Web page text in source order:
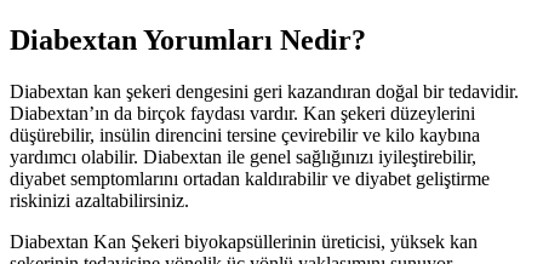
Diabextan Yorumları Nedir?
Diabextan kan şekeri dengesini geri kazandıran doğal bir tedavidir.
Diabextan’ın da birçok faydası vardır. Kan şekeri düzeylerini
düşürebilir, insülin direncini tersine çevirebilir ve kilo kaybına
yardımcı olabilir. Diabextan ile genel sağlığınızı iyileştirebilir,
diyabet semptomlarını ortadan kaldırabilir ve diyabet geliştirme
riskinizi azaltabilirsiniz.
Diabextan Kan Şekeri biyokapsüllerinin üreticisi, yüksek kan